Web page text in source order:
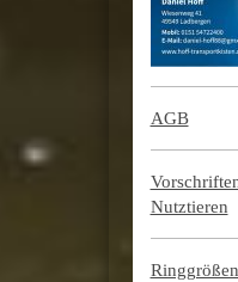
AGB
Nutztieren